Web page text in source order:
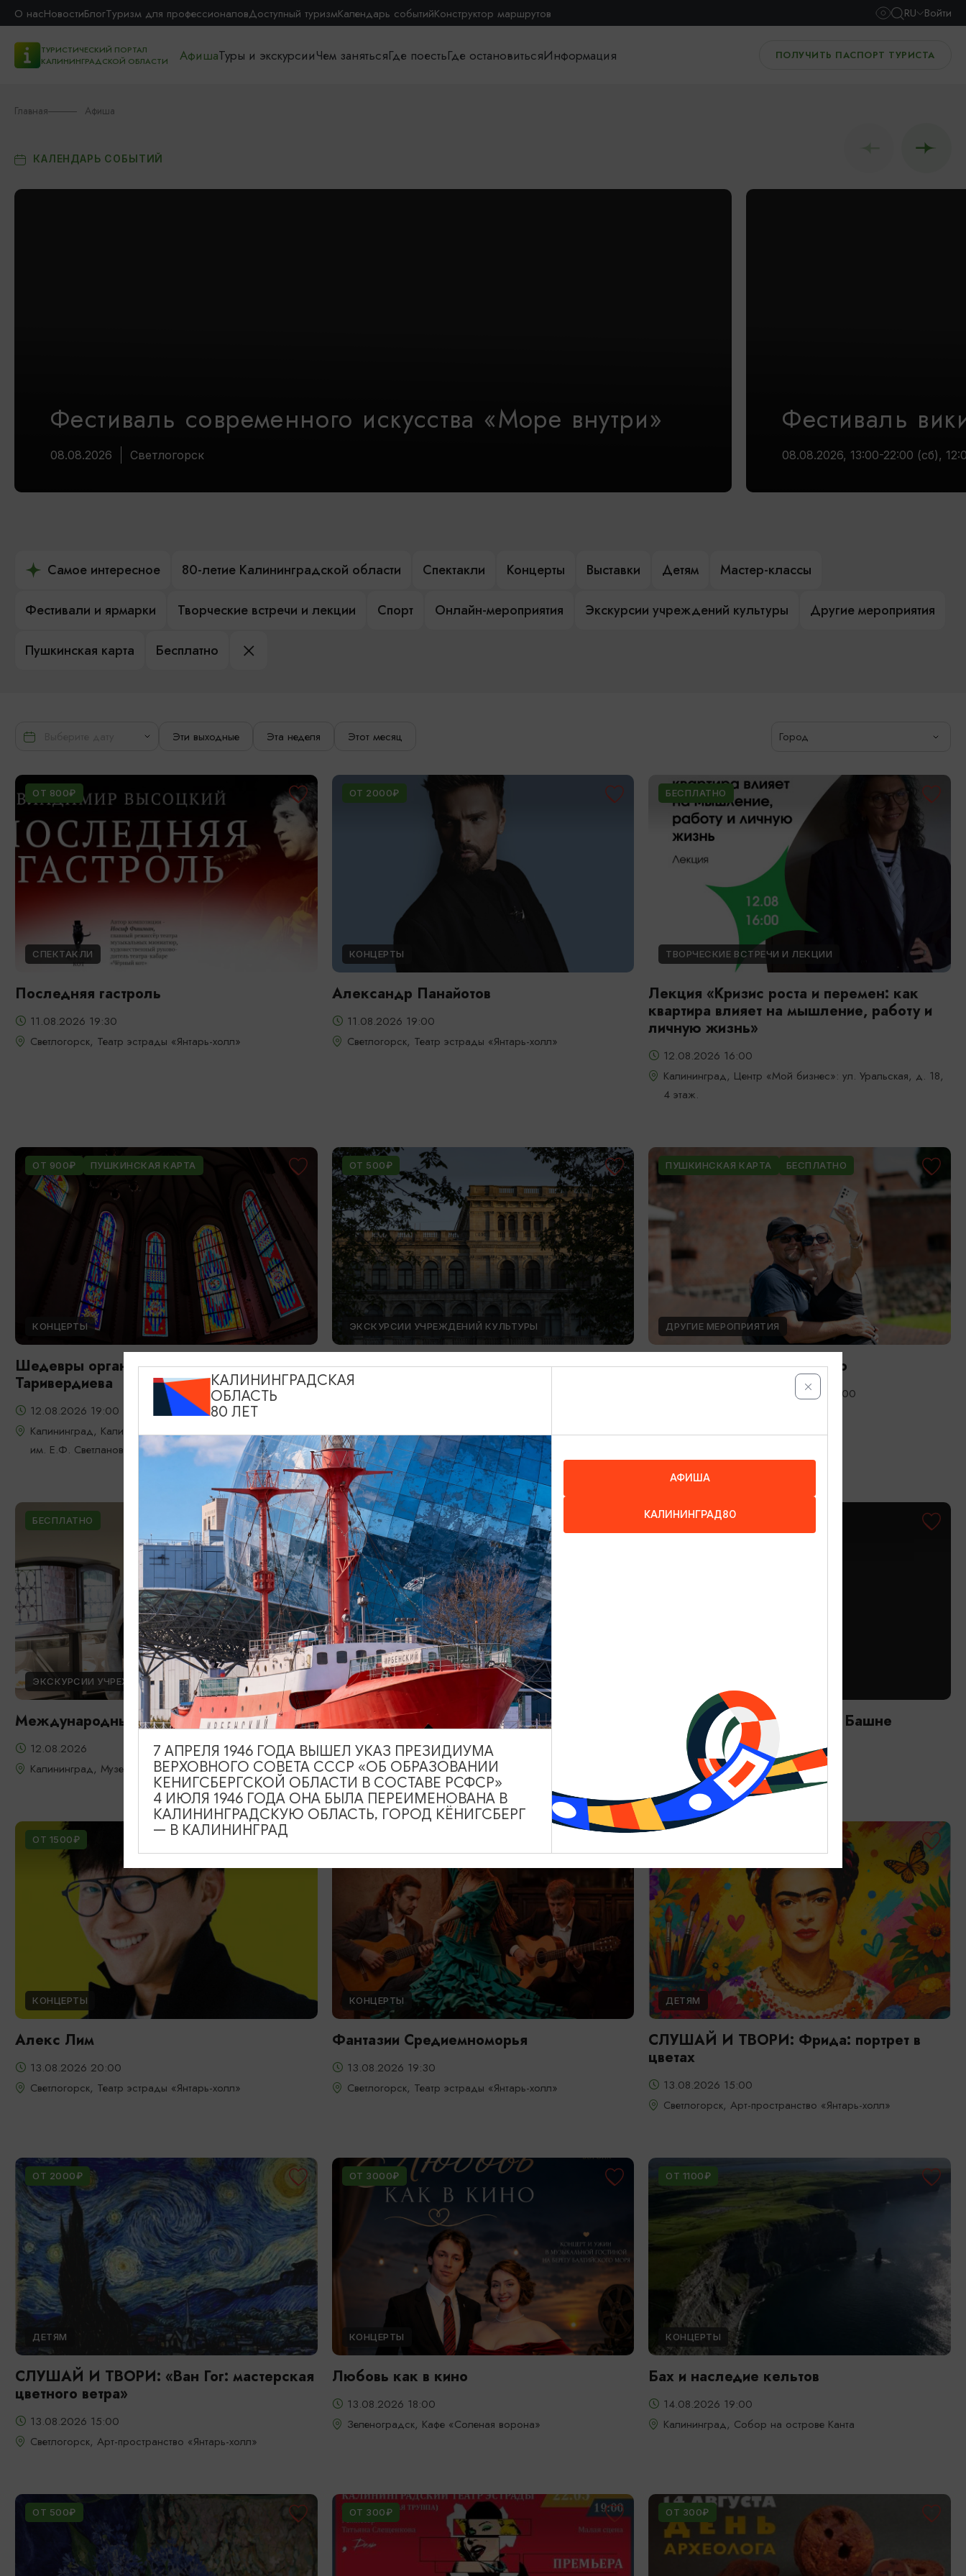
О насНовостиБлогТуризм для профессионаловДоступный туризмКалендарь событийКонструктор маршрутов RU Войти
ТУРИСТИЧЕСКИЙ ПОРТАЛ
КАЛИНИНГРАДСКОЙ ОБЛАСТИ
АфишаТуры и экскурсииЧем занятьсяГде поестьГде остановитьсяИнформация ПОЛУЧИТЬ ПАСПОРТ ТУРИСТА
Главная Афиша
КАЛЕНДАРЬ СОБЫТИЙ
Фестиваль современного искусства «Море внутри»
08.08.2026 Светлогорск
Фестиваль
08.08.2026, 13:00-22:00 (сб),
Самое интересное 80-летие Калининградской области Спектакли Концерты Выставки Детям Мастер-классы
Фестивали и ярмарки Творческие встречи и лекции Спорт Онлайн-мероприятия Экскурсии учреждений культуры Другие мероприятия
Пушкинская карта Бесплатно
Эти выходные Эта неделя Этот месяц Город
ОТ 800₽
СПЕКТАКЛИ
Последняя гастроль
11.08.2026 19:30
Светлогорск, Театр эстрады «Янтарь-холл»
ОТ 2000₽
КОНЦЕРТЫ
Александр Панайотов
11.08.2026 19:00
Светлогорск, Театр эстрады «Янтарь-холл»
БЕСПЛАТНО
ТВОРЧЕСКИЕ ВСТРЕЧИ И ЛЕКЦИИ
Лекция «Кризис роста и перемен: как
квартира влияет на мышление, работу и
личную жизнь»
12.08.2026 16:00
Калининград, Центр «Мой бизнес»: ул. Уральская, д. 18,
4 этаж.
ОТ 900₽ ПУШКИНСКАЯ КАРТА
КОНЦЕРТЫ
Шедевры органной музыки: от Баха до
Таривердиева
12.08.2026 19:00
Калининград, Калининградская областная филармония
им. Е.Ф. Светланова
ОТ 500₽
ЭКСКУРСИИ УЧРЕЖДЕНИЙ КУЛЬТУРЫ
День Башенных часов
изобразительных искусств
ПУШКИНСКАЯ КАРТА БЕСПЛАТНО
ДРУГИЕ МЕРОПРИЯТИЯ
Международный день фото
12.08.2026 - 19.08.2026, 10:00-19:00
БЕСПЛАТНО
ЭКСКУРСИИ УЧРЕЖДЕНИЙ КУЛЬТУРЫ
Международный день молодежи
12.08.2026
Калининград, Музей янтаря
ОТ 1500₽
СПЕКТАКЛИ
Любовь и голуби
12.08.2026 19:00
Светлогорск, Театр эстрады «Янтарь-холл»
ОТ 1500₽
Астрономический вечер на Башне
12.08.2026 20:00
Зеленоградск, Мурариум
ОТ 1500₽
КОНЦЕРТЫ
Алекс Лим
13.08.2026 20:00
Светлогорск, Театр эстрады «Янтарь-холл»
КОНЦЕРТЫ
Фантазии Средиемноморья
13.08.2026 19:30
Светлогорск, Театр эстрады «Янтарь-холл»
ДЕТЯМ
СЛУШАЙ И ТВОРИ: Фрида: портрет в
цветах
13.08.2026 15:00
Светлогорск, Арт-пространство «Янтарь-холл»
ОТ 2000₽
ДЕТЯМ
СЛУШАЙ И ТВОРИ: «Ван Гог: мастерская
цветного ветра»
13.08.2026 15:00
Светлогорск, Арт-пространство «Янтарь-холл»
ОТ 3000₽
КОНЦЕРТЫ
Любовь как в кино
13.08.2026 18:00
Зеленоградск, Кафе «Соленая ворона»
ОТ 1100₽
КОНЦЕРТЫ
Бах и наследие кельтов
14.08.2026 19:00
Калининград, Собор на острове Канта
ОТ 500₽ ОТ 300₽ ОТ 300₽
КАЛИНИНГРАДСКАЯ
ОБЛАСТЬ
80 ЛЕТ
АФИША
КАЛИНИНГРАД80
7 АПРЕЛЯ 1946 ГОДА ВЫШЕЛ УКАЗ ПРЕЗИДИУМА
ВЕРХОВНОГО СОВЕТА СССР «ОБ ОБРАЗОВАНИИ
КЕНИГСБЕРГСКОЙ ОБЛАСТИ В СОСТАВЕ РСФСР»
4 ИЮЛЯ 1946 ГОДА ОНА БЫЛА ПЕРЕИМЕНОВАНА В
КАЛИНИНГРАДСКУЮ ОБЛАСТЬ, ГОРОД КЁНИГСБЕРГ
— В КАЛИНИНГРАД